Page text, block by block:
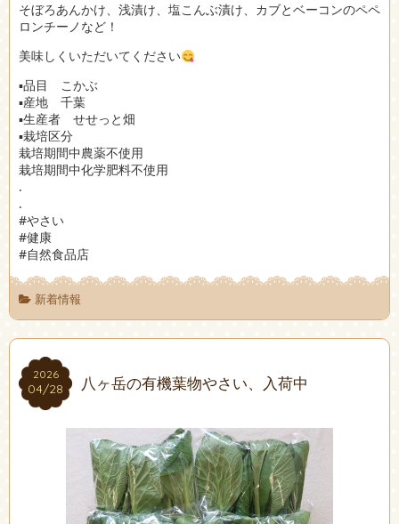
そぼろあんかけ、浅漬け、塩こんぶ漬け、カブとベーコンのペペ
ロンチーノなど！
美味しくいただいてください
▪︎品目 こかぶ
▪︎産地 千葉
▪︎生産者 せせっと畑
▪︎栽培区分
栽培期間中農薬不使用
栽培期間中化学肥料不使用
.
.
#やさい
#健康
#自然食品店
新着情報
2026
04/28
2026
04/28 八ヶ岳の有機葉物やさい、入荷中